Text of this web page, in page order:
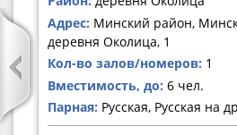
Адрес: Минский район,
деревня Околица, 1
Кол-во залов/номеров: 1
Вместимость, до: 6 чел.
Парная: Русская, Русская на